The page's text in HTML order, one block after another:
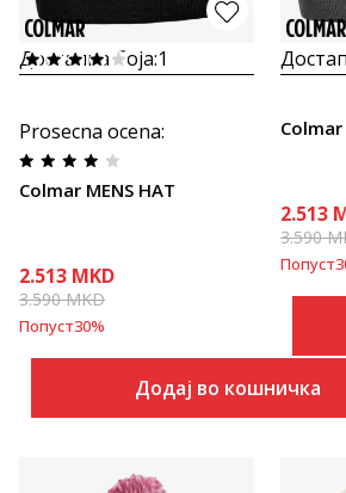
Достапна боја:1
Prosecna ocena:
Colmar MENS HAT
2.513 MKD
3.590MKD
Попуст30%
Додај во кошничка
2.513
3.590
Попуст